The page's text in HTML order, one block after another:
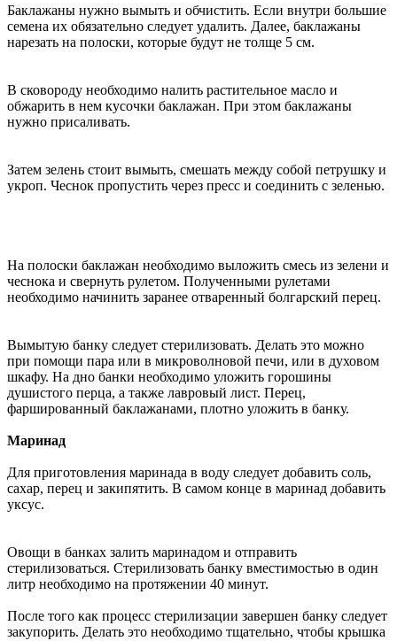
Баклажаны нужно вымыть и обчистить. Если внутри большие
семена их обязательно следует удалить. Далее, баклажаны
нарезать на полоски, которые будут не толще 5 см.
В сковороду необходимо налить растительное масло и
обжарить в нем кусочки баклажан. При этом баклажаны
нужно присаливать.
Затем зелень стоит вымыть, смешать между собой петрушку и
укроп. Чеснок пропустить через пресс и соединить с зеленью.
На полоски баклажан необходимо выложить смесь из зелени и
чеснока и свернуть рулетом. Полученными рулетами
необходимо начинить заранее отваренный болгарский перец.
Вымытую банку следует стерилизовать. Делать это можно
при помощи пара или в микроволновой печи, или в духовом
шкафу. На дно банки необходимо уложить горошины
душистого перца, а также лавровый лист. Перец,
фаршированный баклажанами, плотно уложить в банку.
Маринад
Для приготовления маринада в воду следует добавить соль,
сахар, перец и закипятить. В самом конце в маринад добавить
уксус.
Овощи в банках залить маринадом и отправить
стерилизоваться. Стерилизовать банку вместимостью в один
литр необходимо на протяжении 40 минут.
После того как процесс стерилизации завершен банку следует
закупорить. Делать это необходимо тщательно, чтобы крышка